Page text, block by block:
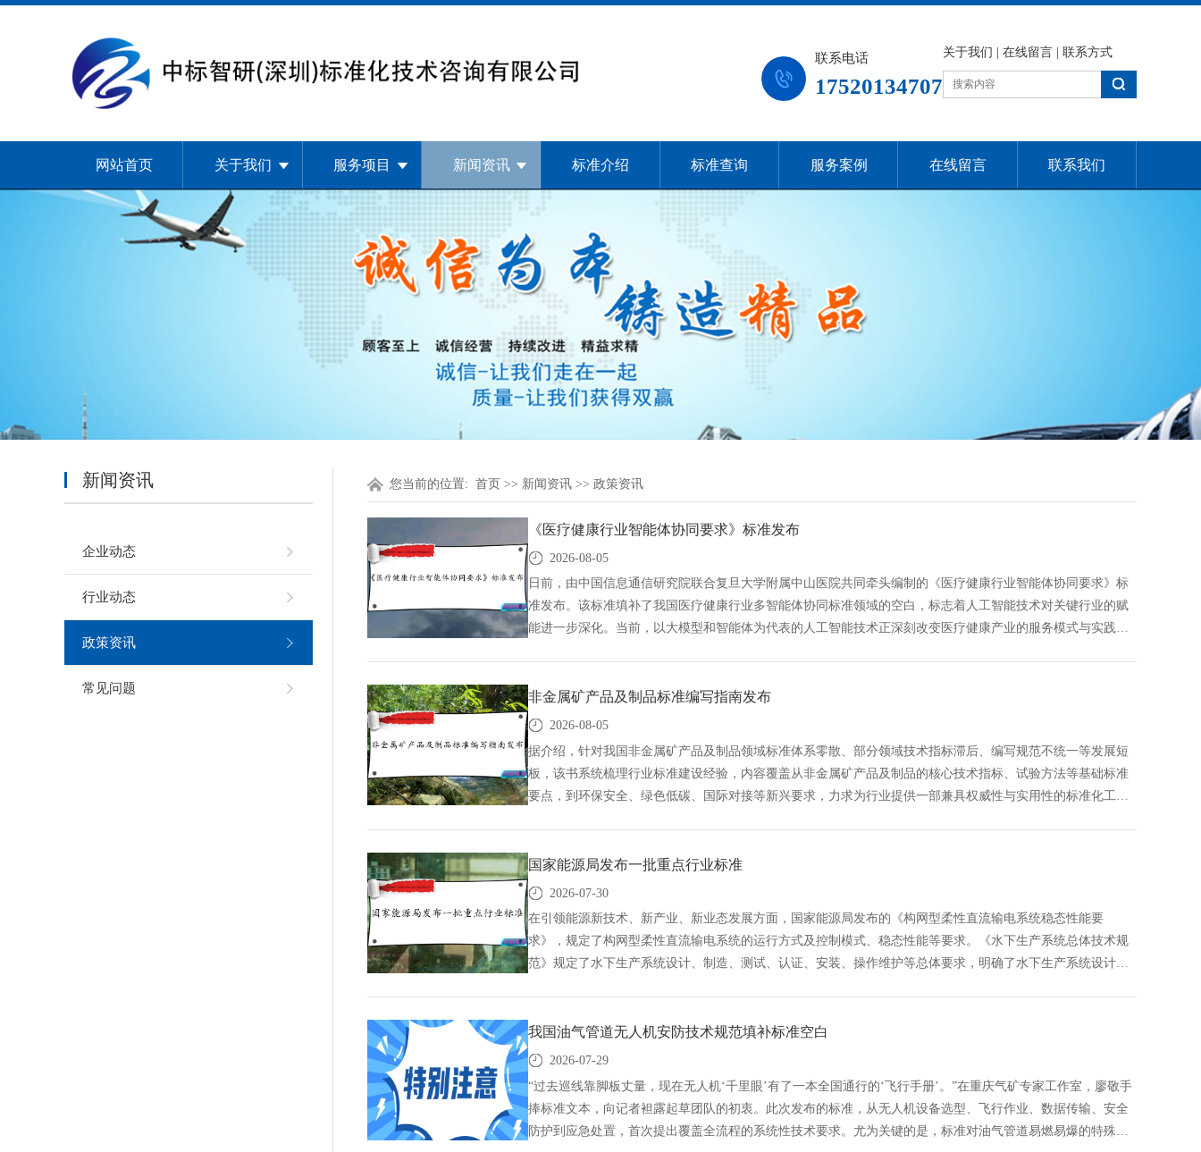
联系电话
17520134707
关于我们 在线留言 联系方式
网站首页 关于我们 服务项目 新闻资讯 标准介绍 标准查询 服务案例 在线留言 联系我们
新闻资讯
企业动态
行业动态
政策资讯
常见问题
您当前的位置: 首页>> 新闻资讯>> 政策资讯
《医疗健康行业智能体协同要求》标准发布
2026-08-05
日前，由中国信息通信研究院联合复旦大学附属中山医院共同牵头编制的《医疗健康行业智能体协同要求》标
准发布。该标准填补了我国医疗健康行业多智能体协同标准领域的空白，标志着人工智能技术对关键行业的赋
能进一步深化。当前，以大模型和智能体为代表的人工智能技术正深刻改变医疗健康产业的服务模式与实践路
体协同要求》标准发布,国标GB,GB标准,GB,行业标准,团体标准,标准参编,标准编制,标准起草,标准立项,研制及
参与制修订,中标智研(深圳),行标,团标,中标智研,中标智研（深圳）标准化技术咨询有限公司,标准验证及检测,
研制,参与制修订,
非金属矿产品及制品标准编写指南发布
2026-08-05
据介绍，针对我国非金属矿产品及制品领域标准体系零散、部分领域技术指标滞后、编写规范不统一等发展短
板，该书系统梳理行业标准建设经验，内容覆盖从非金属矿产品及制品的核心技术指标、试验方法等基础标准
要点，到环保安全、绿色低碳、国际对接等新兴要求，力求为行业提供一部兼具权威性与实用性的标准化工具
司,标准验证及检测,研制,参与制修订,
国家能源局发布一批重点行业标准
2026-07-30
在引领能源新技术、新产业、新业态发展方面，国家能源局发布的《构网型柔性直流输电系统稳态性能要
求》，规定了构网型柔性直流输电系统的运行方式及控制模式、稳态性能等要求。《水下生产系统总体技术规
范》规定了水下生产系统设计、制造、测试、认证、安装、操作维护等总体要求，明确了水下生产系统设计基
研制及参与制修订,中标智研(深圳),行标,团标,中标智研,中标智研（深圳）标准化技术咨询有限公司,标准验证及
检测,研制,参与制修订,
我国油气管道无人机安防技术规范填补标准空白
2026-07-29
“过去巡线靠脚板丈量，现在无人机‘千里眼’有了一本全国通行的‘飞行手册’。”在重庆气矿专家工作室，廖敬手
捧标准文本，向记者袒露起草团队的初衷。此次发布的标准，从无人机设备选型、飞行作业、数据传输、安全
防护到应急处置，首次提出覆盖全流程的系统性技术要求。尤为关键的是，标准对油气管道易燃易爆的特殊环